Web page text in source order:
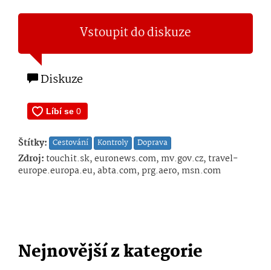
Vstoupit do diskuze
Diskuze
Štítky: Cestování Kontroly Doprava
Zdroj:touchit.sk, euronews.com, mv.gov.cz, travel-
europe.europa.eu, abta.com, prg.aero, msn.com
Nejnovější z kategorie